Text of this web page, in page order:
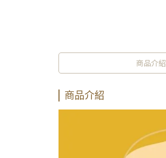
商品介紹
商品介紹